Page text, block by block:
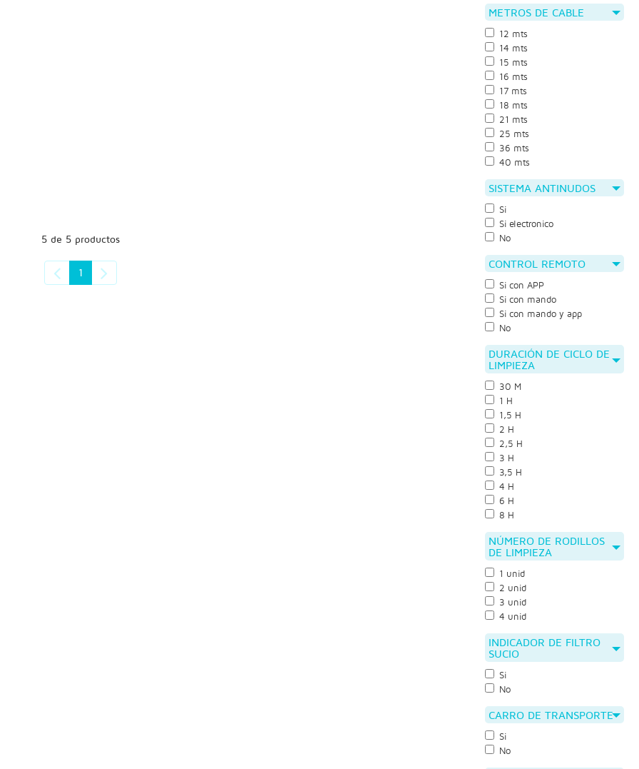
5 de 5 productos
1
METROS DE CABLE
12 mts
14 mts
15 mts
16 mts
17 mts
18 mts
21 mts
25 mts
36 mts
40 mts
SISTEMA ANTINUDOS
Si
Si electronico
No
CONTROL REMOTO
Si con APP
Si con mando
Si con mando y app
No
DURACIÓN DE CICLO DE
LIMPIEZA
30 M
1 H
1,5 H
2 H
2,5 H
3 H
3,5 H
4 H
6 H
8 H
NÚMERO DE RODILLOS
DE LIMPIEZA
1 unid
2 unid
3 unid
4 unid
INDICADOR DE FILTRO
SUCIO
Si
No
CARRO DE TRANSPORTE
Si
No